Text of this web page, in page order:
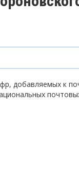
добавляемых к